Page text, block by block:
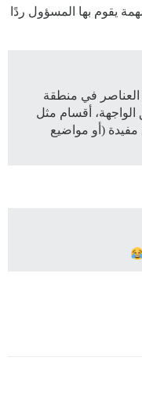
يقوم بها المسؤول ردًا
في منطقة
الواجهة، أقسام مثل
مفيدة (أو مواضيع